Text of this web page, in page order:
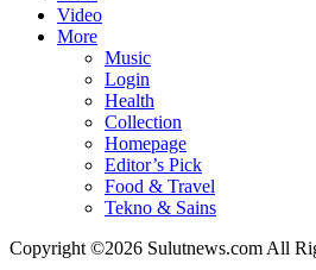
Video
More
Music
Login
Health
Collection
Homepage
Editor’s Pick
Food & Travel
Tekno & Sains
Copyright ©2026 Sulutnews.com All